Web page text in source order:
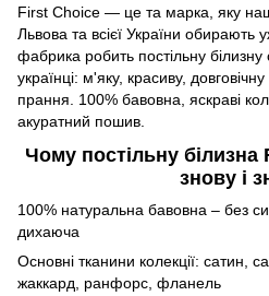
First Choice — це та марка, яку
Львова та всієї України обирають
фабрика робить постільну
українці: м'яку, красиву,
прання. 100% бавовна, яскраві
акуратний пошив.
Чому постільну
знову і
100% натуральна бавовна – без
дихаюча
Основні тканини колекції: сатин,
жаккард, ранфорс, фланель